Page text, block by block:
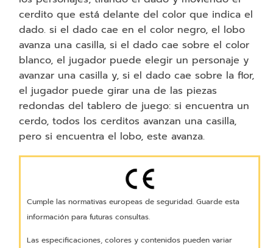
cerdito que está delante del color que indica el
dado. si el dado cae en el color negro, el lobo
avanza una casilla, si el dado cae sobre el color
blanco, el jugador puede elegir un personaje y
avanzar una casilla y, si el dado cae sobre la flor,
el jugador puede girar una de las piezas
redondas del tablero de juego: si encuentra un
cerdo, todos los cerditos avanzan una casilla,
pero si encuentra el lobo, este avanza.
Cumple las normativas europeas de seguridad. Guarde esta
información para futuras consultas.
Las especificaciones, colores y contenidos pueden variar